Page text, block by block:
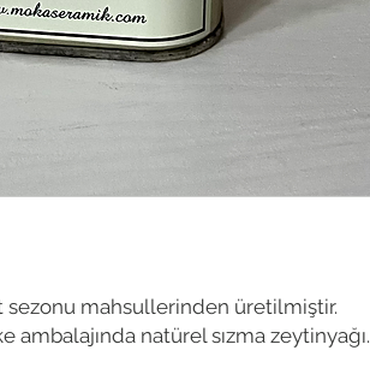
sezonu mahsullerinden üretilmiştir.
ambalajında natürel sızma zeytinyağı.